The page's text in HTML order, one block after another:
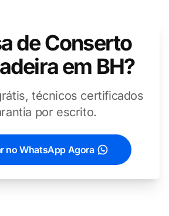
de Conserto
em BH?
técnicos certificados
por escrito.
no WhatsApp Agora